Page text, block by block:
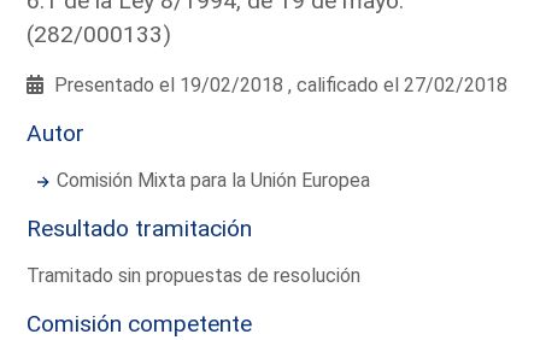
(282/000133)
Presentado el 19/02/2018 , calificado el 27/02/2018
Autor
Comisión Mixta para la Unión Europea
Resultado tramitación
Tramitado sin propuestas de resolución
Comisión competente